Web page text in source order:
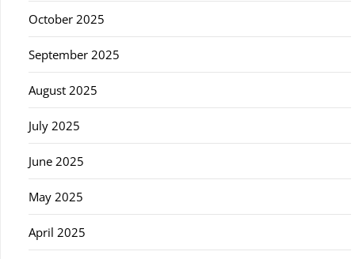
October 2025
September 2025
August 2025
July 2025
June 2025
May 2025
April 2025